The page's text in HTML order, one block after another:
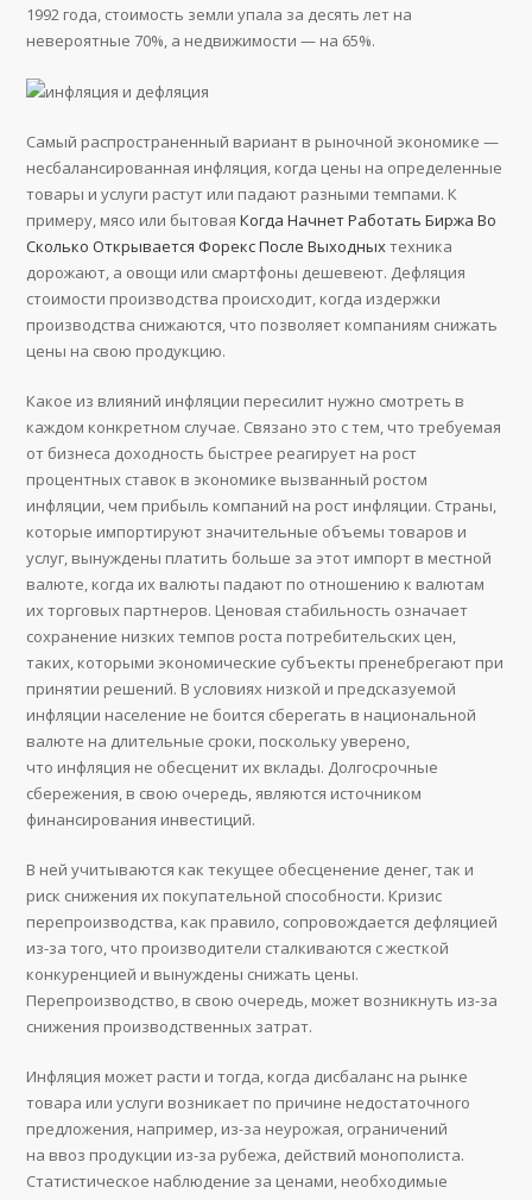
1992 года, стоимость земли упала за десять лет на
невероятные 70%, а недвижимости — на 65%.
Самый распространенный вариант в рыночной экономике —
несбалансированная инфляция, когда цены на определенные
товары и услуги растут или падают разными темпами. К
примеру, мясо или бытоваяКогда Начнет Работать Биржа Во
Сколько Открывается Форекс После Выходныхтехника
дорожают, а овощи или смартфоны дешевеют. Дефляция
стоимости производства происходит, когда издержки
производства снижаются, что позволяет компаниям снижать
цены на свою продукцию.
Какое из влияний инфляции пересилит нужно смотреть в
каждом конкретном случае. Связано это с тем, что требуемая
от бизнеса доходность быстрее реагирует на рост
процентных ставок в экономике вызванный ростом
инфляции, чем прибыль компаний на рост инфляции. Страны,
которые импортируют значительные объемы товаров и
услуг, вынуждены платить больше за этот импорт в местной
валюте, когда их валюты падают по отношению к валютам
их торговых партнеров. Ценовая стабильность означает
сохранение низких тем­пов роста потребительских цен,
таких, которыми экономические субъекты пренебрегают при
принятии решений. В условиях низкой и предсказуемой
инфляции население не боится сберегать в национальной
валюте на длительные сроки, поскольку уверено,
что инфляция не обесценит их вклады. Долгосрочные
сбережения, в свою очередь, являются источником
финансирования инвестиций.
В ней учитываются как текущее обесценение денег, так и
риск снижения их покупательной способности. Кризис
перепроизводства, как правило, сопровождается дефляцией
из-за того, что производители сталкиваются с жесткой
конкуренцией и вынуждены снижать цены.
Перепроизводство, в свою очередь, может возникнуть из-за
снижения производственных затрат.
Инфляция может расти и тогда, когда дисбаланс на рынке
товара или услуги возникает по причине недостаточного
предложения, например, из-за неурожая, ограничений
на ввоз продукции из-за рубежа, действий монополиста.
Статистическое наблюдение за ценами, необходимые